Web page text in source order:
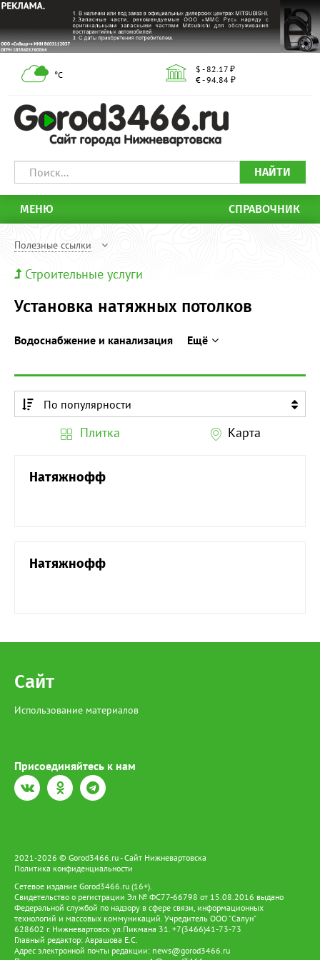
°С
$ - 82.17 ₽
€ - 94.84 ₽
НАЙТИ
МЕНЮ СПРАВОЧНИК
Полезные ссылки
Строительные услуги
Установка натяжных потолков
Водоснабжение и канализация Ещё
По популярности
По алфавиту
Плитка Карта
Натяжнофф
Натяжнофф
Сайт
Использование материалов
Присоединяйтесь к нам
2021-2026 © Gorod3466.ru - Сайт Нижневартовска
Политика конфиденциальности
Сетевое издание Gorod3466.ru (16+).
Свидетельство о регистрации Эл № ФС77-66798 от 15.08.2016 выдано
Федеральной службой по надзору в сфере связи, информационных
технологий и массовых коммуникаций. Учредитель ООО "Салун"
628602 г. Нижневартовск ул.Пикмана 31. +7(3466)41-73-73
Главный редактор: Аврашова Е.С.
Адрес электронной почты редакции: news@gorod3466.ru